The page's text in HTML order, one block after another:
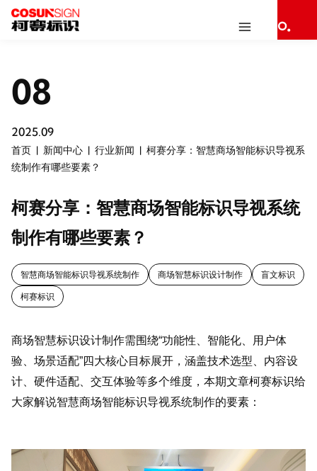
首页 新闻中心 行业新闻
柯赛分享：智慧商场智能标识导视系
统制作有哪些要素？
柯赛分享：智慧商场智能标识导视系统
制作有哪些要素？
智慧商场智能标识导视系统制作 商场智慧标识设计制作 盲文标识
柯赛标识
08
2025.09
商场智慧标识设计制作需围绕“功能性、智能化、用户体
验、场景适配”四大核心目标展开，涵盖技术选型、内容设
计、硬件适配、交互体验等多个维度，本期文章柯赛标识给
大家解说智慧商场智能标识导视系统制作的要素：